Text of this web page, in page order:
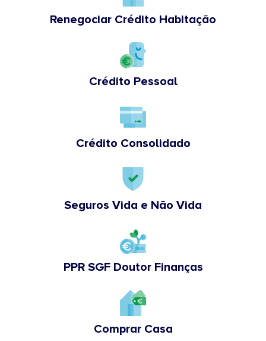
Renegociar Crédito Habitação
Crédito Pessoal
Crédito Consolidado
Seguros Vida e Não Vida
PPR SGF Doutor Finanças
Comprar Casa